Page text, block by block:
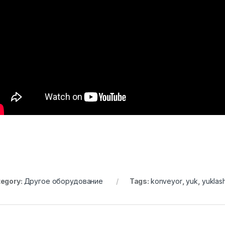
Другое оборудование Tags: konveyor,yuk